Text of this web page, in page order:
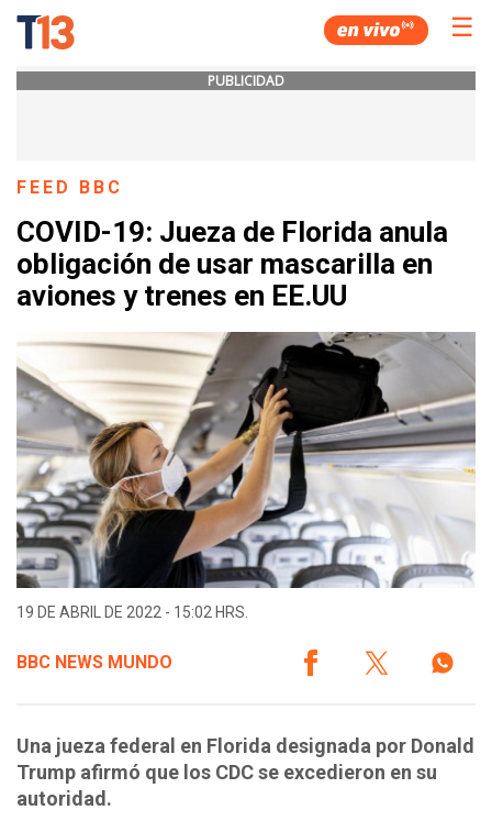
☰
PUBLICIDAD
FEED BBC
COVID-19: Jueza de Florida anula
obligación de usar mascarilla en
aviones y trenes en EE.UU
19 DE ABRIL DE 2022 - 15:02 HRS.
BBC NEWS MUNDO
Una jueza federal en Florida designada por Donald
Trump afirmó que los CDC se excedieron en su
autoridad.